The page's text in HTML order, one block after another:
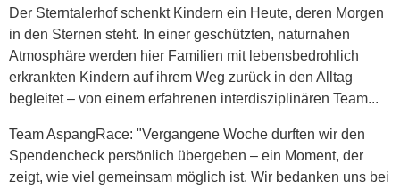
Der Sterntalerhof schenkt Kindern ein Heute, deren Morgen
in den Sternen steht. In einer geschützten, naturnahen
Atmosphäre werden hier Familien mit lebensbedrohlich
erkrankten Kindern auf ihrem Weg zurück in den Alltag
begleitet – von einem erfahrenen interdisziplinären Team...
Team AspangRace: "Vergangene Woche durften wir den
Spendencheck persönlich übergeben – ein Moment, der
zeigt, wie viel gemeinsam möglich ist. Wir bedanken uns bei